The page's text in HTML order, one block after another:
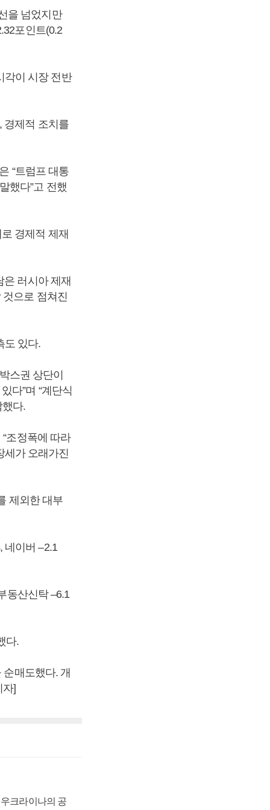
을 넘었지만
포인트(0.2
각이 시장 전반
경제적 조치를
“트럼프 대통
했다”고 전했
경제적 제재
러시아 제재
것으로 점쳐진
도 있다.
스권 상단이
다”며 “계단식
다.
조정폭에 따라
세가 오래가진
제외한 대부
네이버 –2.1
동산신탁 –6.1
다.
매도했다. 개
]
크라이나의 공